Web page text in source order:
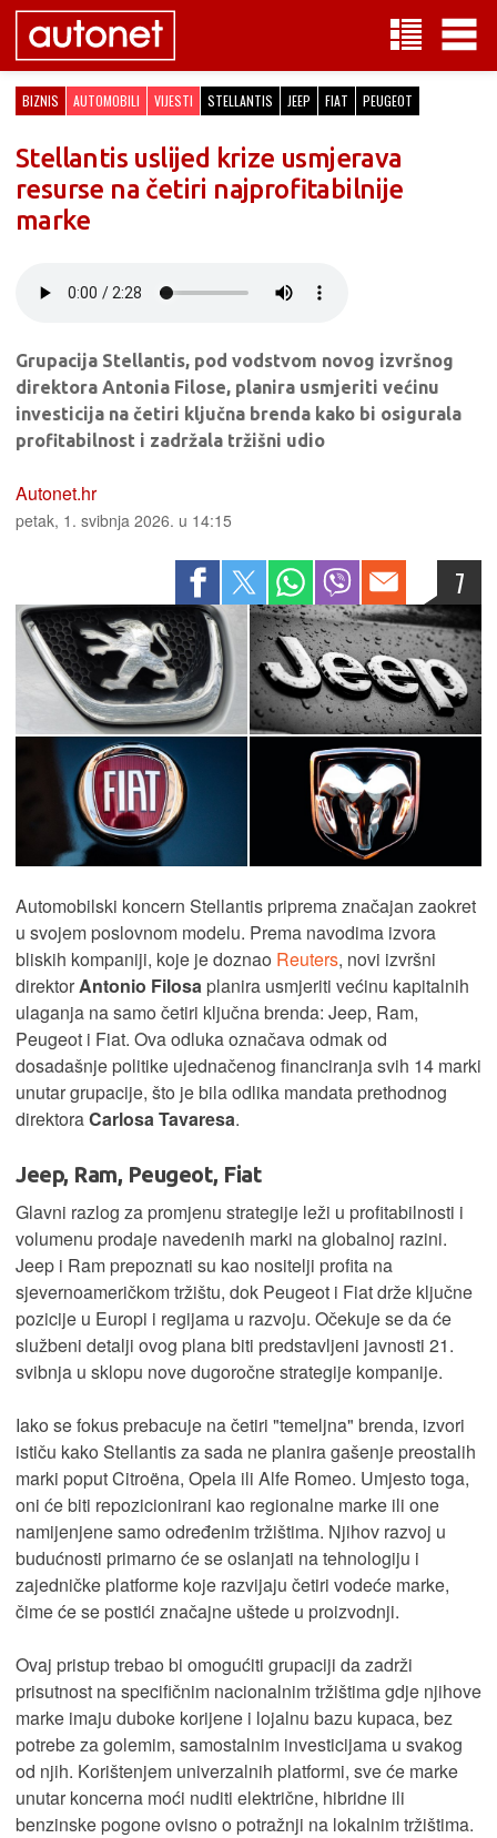
BIZNIS AUTOMOBILI VIJESTI STELLANTIS JEEP FIAT PEUGEOT
Stellantis uslijed krize usmjerava
resurse na četiri najprofitabilnije
marke
Grupacija Stellantis, pod vodstvom novog izvršnog
direktora Antonia Filose, planira usmjeriti većinu
investicija na četiri ključna brenda kako bi osigurala
profitabilnost i zadržala tržišni udio
Autonet.hr
petak, 1. svibnja 2026. u 14:15
7
Automobilski koncern Stellantis priprema značajan zaokret
u svojem poslovnom modelu. Prema navodima izvora
bliskih kompaniji, koje je doznao Reuters, novi izvršni
direktorAntonio Filosa planira usmjeriti većinu kapitalnih
ulaganja na samo četiri ključna brenda: Jeep, Ram,
Peugeot i Fiat. Ova odluka označava odmak od
dosadašnje politike ujednačenog financiranja svih 14 marki
unutar grupacije, što je bila odlika mandata prethodnog
direktoraCarlosa Tavaresa.
Jeep, Ram, Peugeot, Fiat
Glavni razlog za promjenu strategije leži u profitabilnosti i
volumenu prodaje navedenih marki na globalnoj razini.
Jeep i Ram prepoznati su kao nositelji profita na
sjevernoameričkom tržištu, dok Peugeot i Fiat drže ključne
pozicije u Europi i regijama u razvoju. Očekuje se da će
službeni detalji ovog plana biti predstavljeni javnosti 21.
svibnja u sklopu nove dugoročne strategije kompanije.
Iako se fokus prebacuje na četiri "temeljna" brenda, izvori
ističu kako Stellantis za sada ne planira gašenje preostalih
marki poput Citroëna, Opela ili Alfe Romeo. Umjesto toga,
oni će biti repozicionirani kao regionalne marke ili one
namijenjene samo određenim tržištima. Njihov razvoj u
budućnosti primarno će se oslanjati na tehnologiju i
zajedničke platforme koje razvijaju četiri vodeće marke,
čime će se postići značajne uštede u proizvodnji.
Ovaj pristup trebao bi omogućiti grupaciji da zadrži
prisutnost na specifičnim nacionalnim tržištima gdje njihove
marke imaju duboke korijene i lojalnu bazu kupaca, bez
potrebe za golemim, samostalnim investicijama u svakog
od njih. Korištenjem univerzalnih platformi, sve će marke
unutar koncerna moći nuditi električne, hibridne ili
benzinske pogone ovisno o potražnji na lokalnim tržištima.